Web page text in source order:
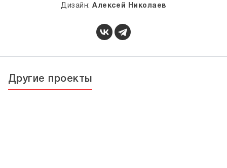
Дизайн:Алексей Николаев
Другие проекты